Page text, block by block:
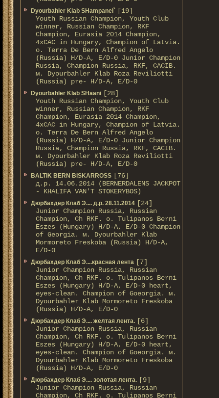
Dyourbahler Klab SHampanel` [19]
Youth Russian Champion, Youth Club
winner, Russian Champion, RKF
Champion, Eurasia 2014 Champion,
4xCAC in Hungary, Champion of Latvia.
о. Terra De Bern Alfred Angelo
(Russia) H/D-A, E/D-0 Junior Champion
Russia, Champion Russia, RKF, CACIB.
м. Dyourbahler Klab Roza Reviliotti
(Russia) pre- H/D-A, E/D-0
Dyourbahler Klab SHaani [28]
Youth Russian Champion, Youth Club
winner, Russian Champion, RKF
Champion, Eurasia 2014 Champion,
4xCAC in Hungary, Champion of Latvia.
о. Terra De Bern Alfred Angelo
(Russia) H/D-A, E/D-0 Junior Champion
Russia, Champion Russia, RKF, CACIB.
м. Dyourbahler Klab Roza Reviliotti
(Russia) pre- H/D-A, E/D-0
BALTIK BERN BISKARROSS [76]
д.р. 14.06.2014 (BERNERDALENS JACKPOT
- KHALIFA VAN'T STOKERYBOS)
Дюрбахдер Клаб Э.... д.р. 28.11.2014 [24]
Junior Champion Russia, Russian
Champion, Ch RKF. о. Tulipanos Berni
Eszes (Hungary) H/D-A, E/D-0 Champion
of Georgia. м. Dyourbahler Klab
Mormoreto Freskoba (Russia) H/D-A,
E/D-0
Дюрбахдер Клаб Э....красная лента [7]
Junior Champion Russia, Russian
Champion, Ch RKF. о. Tulipanos Berni
Eszes (Hungary) H/D-A, E/D-0 heart,
eyes-clean. Champion of Gоeorgia. м.
Dyourbahler Klab Mormoreto Freskoba
(Russia) H/D-А, E/D-0
Дюрбахдер Клаб Э.... желтая лента. [6]
Junior Champion Russia, Russian
Champion, Ch RKF. о. Tulipanos Berni
Eszes (Hungary) H/D-A, E/D-0 heart,
eyes-clean. Champion of Gоeorgia. м.
Dyourbahler Klab Mormoreto Freskoba
(Russia) H/D-А, E/D-0
Дюрбахдер Клаб Э.... золотая лента. [9]
Junior Champion Russia, Russian
Champion, Ch RKF. о. Tulipanos Berni